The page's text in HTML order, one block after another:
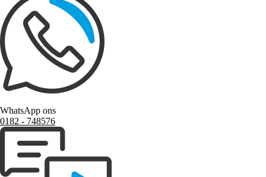
WhatsApp ons
0182 ‑ 748576